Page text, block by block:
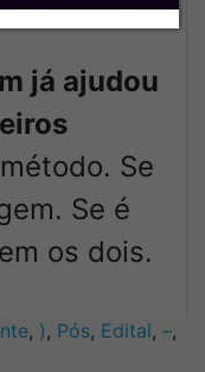
já ajudou
Se
Se é
os dois.
, ) , Pós, Edital, –,